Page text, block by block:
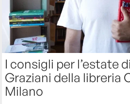
I consigli per l’estate
Graziani della libreria
Milano